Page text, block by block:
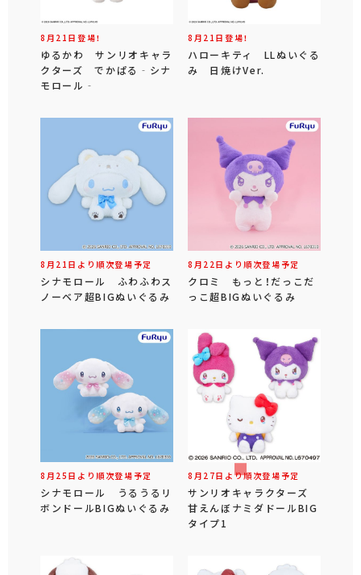
8月21日登場！
ゆるかわ サンリオキャラ
クターズ でかぱる‐シナ
モロール‐
8月21日登場！
ハローキティ LLぬいぐる
み 日焼けVer.
8月21日より順次登場予定
シナモロール ふわふわス
ノーベア超BIGぬいぐるみ
8月22日より順次登場予定
クロミ もっと！だっこだ
っこ超BIGぬいぐるみ
8月25日より順次登場予定
シナモロール うるうるリ
ボンドールBIGぬいぐるみ
8月27日より順次登場予定
サンリオキャラクターズ
甘えんぼナミダドールBIG
タイプ1